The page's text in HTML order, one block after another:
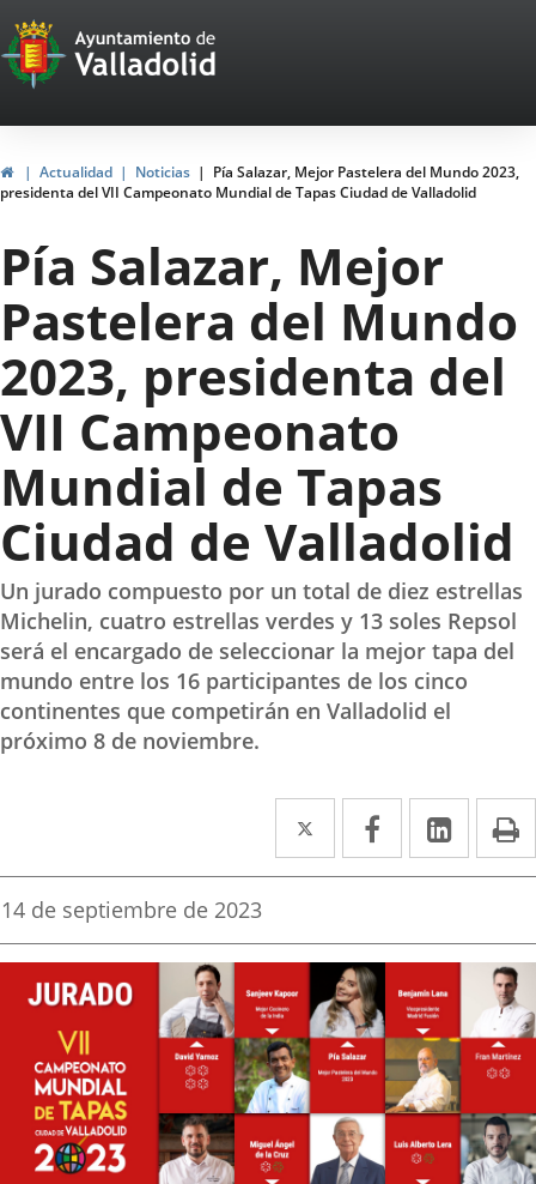
Portal
Web
del
Ayuntamiento
de
Valladolid
HomeActualidad Noticias
Pía Salazar, Mejor Pastelera del Mundo 2023,
presidenta del VII Campeonato Mundial de Tapas Ciudad de Valladolid
Pía Salazar, Mejor
Pastelera del Mundo
2023, presidenta del
VII Campeonato
Mundial de Tapas
Ciudad de Valladolid
Un jurado compuesto por un total de diez estrellas
Michelin, cuatro estrellas verdes y 13 soles Repsol
será el encargado de seleccionar la mejor tapa del
mundo entre los 16 participantes de los cinco
continentes que competirán en Valladolid el
próximo 8 de noviembre.
Twitter
Enlace
a
aplicación
externa.
Facebook
Enlace
a
aplicación
externa.
Enlace
a
Fecha
la
noticia
14 de septiembre de 2023